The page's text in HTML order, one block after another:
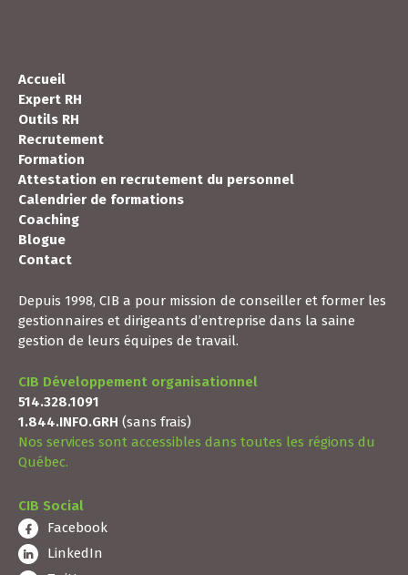
Accueil
Expert RH
Outils RH
Recrutement
Formation
Attestation en recrutement du personnel
Calendrier de formations
Coaching
Blogue
Contact
Depuis 1998, CIB a pour mission de conseiller et former les
gestionnaires et dirigeants d’entreprise dans la saine
gestion de leurs équipes de travail.
CIB Développement organisationnel
514.328.1091
1.844.INFO.GRH (sans frais)
Nos services sont accessibles dans toutes les régions du
Québec.
CIB Social
Facebook
LinkedIn